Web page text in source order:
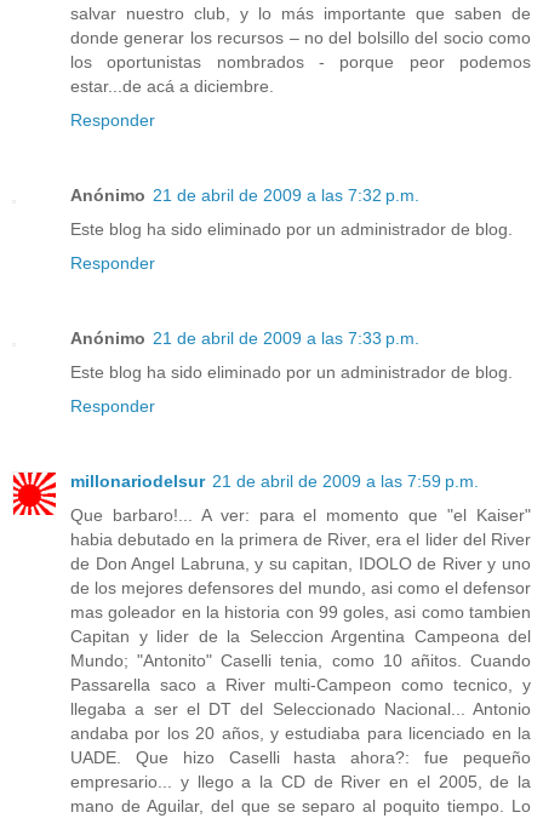
salvar nuestro club, y lo más importante que saben de
donde generar los recursos – no del bolsillo del socio como
los oportunistas nombrados - porque peor podemos
estar...de acá a diciembre.
Responder
Anónimo 21 de abril de 2009 a las 7:32 p.m.
Este blog ha sido eliminado por un administrador de blog.
Responder
Anónimo 21 de abril de 2009 a las 7:33 p.m.
Este blog ha sido eliminado por un administrador de blog.
Responder
millonariodelsur 21 de abril de 2009 a las 7:59 p.m.
Que barbaro!... A ver: para el momento que "el Kaiser"
habia debutado en la primera de River, era el lider del River
de Don Angel Labruna, y su capitan, IDOLO de River y uno
de los mejores defensores del mundo, asi como el defensor
mas goleador en la historia con 99 goles, asi como tambien
Capitan y lider de la Seleccion Argentina Campeona del
Mundo; "Antonito" Caselli tenia, como 10 añitos. Cuando
Passarella saco a River multi-Campeon como tecnico, y
llegaba a ser el DT del Seleccionado Nacional... Antonio
andaba por los 20 años, y estudiaba para licenciado en la
UADE. Que hizo Caselli hasta ahora?: fue pequeño
empresario... y llego a la CD de River en el 2005, de la
mano de Aguilar, del que se separo al poquito tiempo. Lo